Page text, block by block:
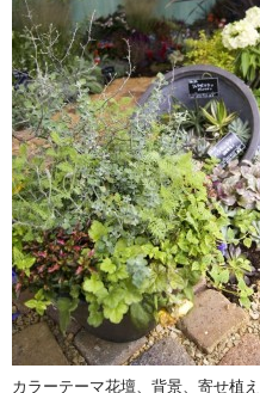
カラーテーマ花壇、背景、寄せ植